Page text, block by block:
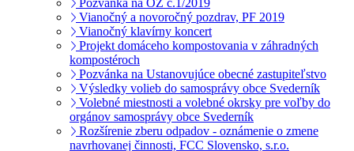
Vianočný a novoročný pozdrav, PF 2019
Vianočný klavírny koncert
Projekt domáceho kompostovania v záhradných
kompostéroch
Pozvánka na Ustanovujúce obecné zastupiteľstvo
Výsledky volieb do samosprávy obce Svederník
Volebné miestnosti a volebné okrsky pre voľby do
orgánov samosprávy obce Svederník
Rozšírenie zberu odpadov - oznámenie o zmene
navrhovanej činnosti, FCC Slovensko, s.r.o.